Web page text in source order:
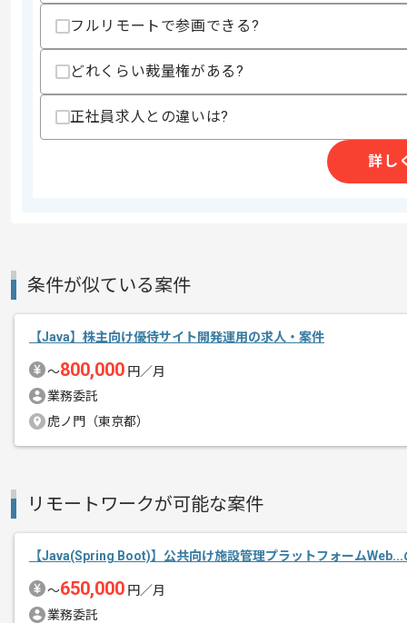
スキルに不安がある方へ
上記に似た経験やスキルをお持ちであれば申
140時間〜180時間
その他募集要項
募集人数
作業開始日
2023/10/02
エージェントからのコ
メント
ご経験と実績に応じてスライド案件の
経験豊富なエンジニアと成長が出来る
フルリモートで参画できる?
どれくらい裁量権がある?
正社員求人との違いは?
詳し
条件が似ている案件
【Java】株主向け優待サイト開発運用の求人・案件
〜800,000 円／月
業務委託
虎ノ門（東京都）
リモートワークが可能な案件
【Java(Spring Boot)】公共向け施設管理プラットフォーム
〜650,000 円／月
業務委託